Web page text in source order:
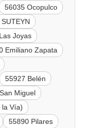
56035 Ocopulco
Joyas
Emiliano Zapata
55927 Belén
Miguel
la Vía)
55890 Pilares